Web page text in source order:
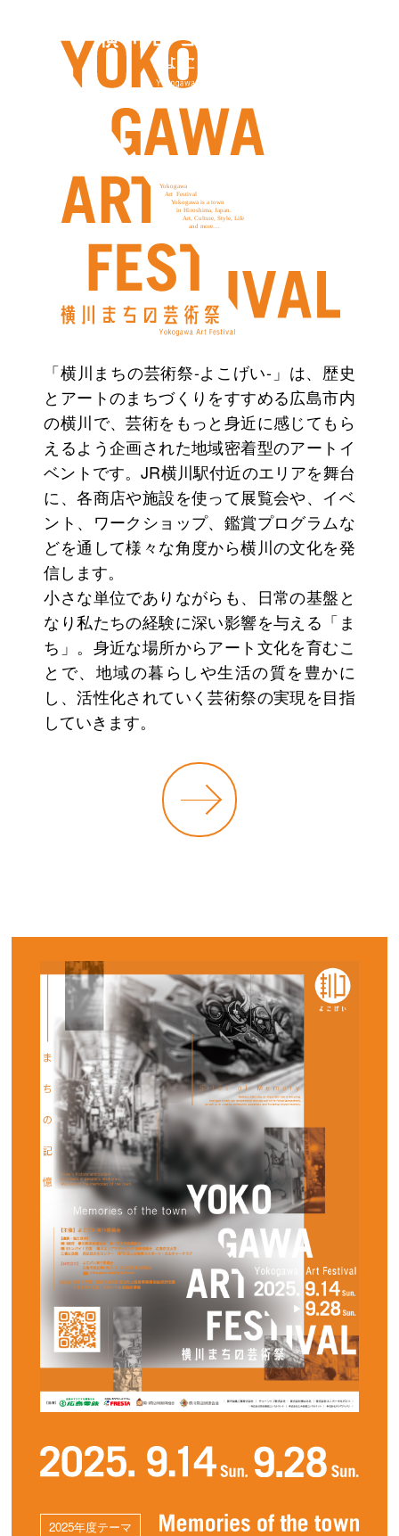
「横川まちの芸術祭-よこげい-」は、歴史
とアートのまちづくりをすすめる広島市内
の横川で、芸術をもっと身近に感じてもら
えるよう企画された地域密着型のアートイ
ベントです。JR横川駅付近のエリアを舞台
に、各商店や施設を使って展覧会や、イベ
ント、ワークショップ、鑑賞プログラムな
どを通して様々な角度から横川の文化を発
信します。
小さな単位でありながらも、日常の基盤と
なり私たちの経験に深い影響を与える「ま
ち」。身近な場所からアート文化を育むこ
とで、地域の暮らしや生活の質を豊かに
し、活性化されていく芸術祭の実現を目指
していきます。
2025年度テーマ